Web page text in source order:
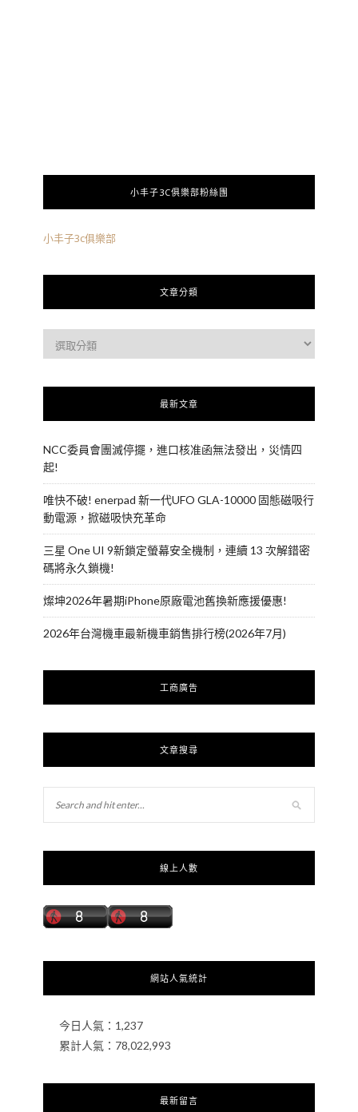
小丰子3C俱樂部粉絲團
小丰子3c俱樂部
文章分類
最新文章
NCC委員會團滅停擺，進口核准函無法發出，災情四
起!
唯快不破! enerpad 新一代UFO GLA-10000 固態磁吸行
動電源，掀磁吸快充革命
三星 One UI 9新鎖定螢幕安全機制，連續 13 次解錯密
碼將永久鎖機!
燦坤2026年暑期iPhone原廠電池舊換新應援優惠!
2026年台灣機車最新機車銷售排行榜(2026年7月)
工商廣告
文章搜尋
線上人數
網站人氣統計
今日人氣： 1,237
累計人氣： 78,022,993
最新留言